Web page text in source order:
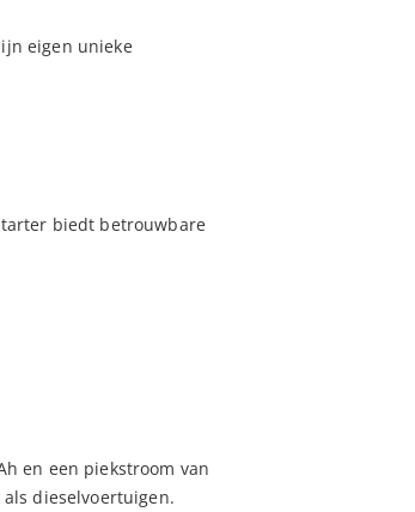
eigen unieke
biedt betrouwbare
en een piekstroom van
dieselvoertuigen.